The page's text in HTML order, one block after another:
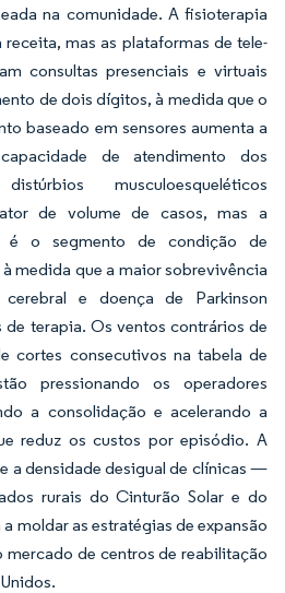
na comunidade. A fisioterapia
mas as plataformas de tele-
consultas presenciais e virtuais
de dois dígitos, à medida que o
baseado em sensores aumenta a
de atendimento dos
musculoesqueléticos
de volume de casos, mas a
é o segmento de condição de
medida que a maior sobrevivência
e doença de Parkinson
terapia. Os ventos contrários de
cortes consecutivos na tabela de
pressionando os operadores
a consolidação e acelerando a
reduz os custos por episódio. A
a densidade desigual de clínicas —
rurais do Cinturão Solar e do
moldar as estratégias de expansão
mercado de centros de reabilitação